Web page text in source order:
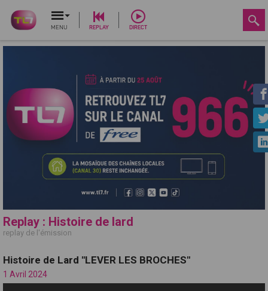
MENU REPLAY DIRECT
Replay : Histoire de lard
replay de l'émission
Histoire de Lard "LEVER LES BROCHES"
1 Avril 2024